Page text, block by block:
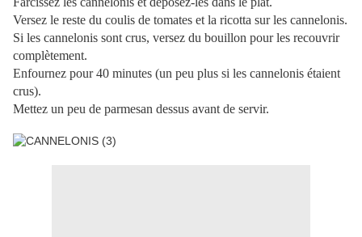
Versez le reste du coulis de tomates et la ricotta sur les cannelonis.
Si les cannelonis sont crus, versez du bouillon pour les recouvrir
complètement.
Enfournez pour 40 minutes (un peu plus si les cannelonis étaient
crus).
Mettez un peu de parmesan dessus avant de servir.